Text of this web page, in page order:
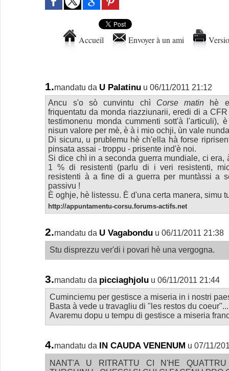
Accueil Envoyer à un ami
1.mandatu da U Palatinu u 06/11/2011 21:12
Ancu s'o sò cunvintu chì Corse matin hè
friquentatu da monda riazziunarii, eredi di a
testimonenu monda cummenti sott'à
nisun valore per mè, è à i mio ochji, ùn vale
Di sicuru, u prublemu hè ch'ella hà forse
pinsata assai - troppu - prisente ind'è noi.
Si dice chì in a seconda guerra mundiale, ci era,
1 % di resistenti (parlu di i veri resistenti,
resistenti à a fine di a guerra per muntàssi a
passivu !
È oghje, hè listessu. È d'una certa manera, simu
http://appuntamentu-corsu.forums-actifs.net
2.mandatu da U Vagabondu u 06/11/2011 21:38
Stu disprezzu ver'di i povari hè una vergogna.
3.mandatu da picciaghjolu u 06/11/2011 21:44
Cuminciemu per gestisce a miseria in i nostri
Basta à vede u travagliu di "les restos du coeur"...
Avaremu dopu u tempu di gestisce a miseria
4.mandatu da IN CAUDA VENENUM u 07/11/
NANT'A U RITRATTU CI N'HE